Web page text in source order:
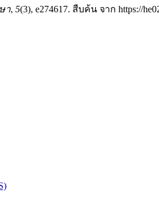
า, 5(3), e274617. สืบค้น จาก https://